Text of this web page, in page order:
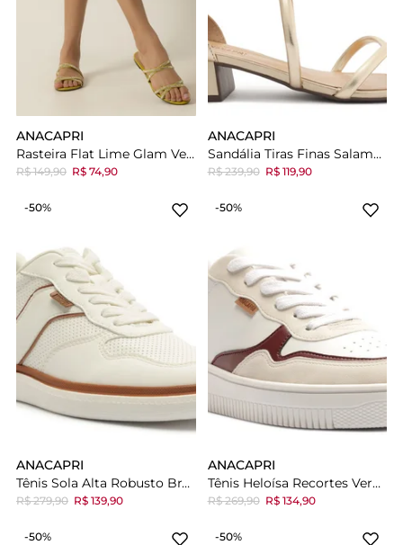
ANACAPRI
Rasteira Flat Lime Glam Verde
R$ 149,90 R$ 74,90
ANACAPRI
Sandália Tiras Finas Salamandra Salto Bloco Dourada
R$ 239,90 R$ 119,90
-50%
ANACAPRI
Tênis Sola Alta Robusto Branco E Marrom
R$ 279,90 R$ 139,90
-50%
ANACAPRI
Tênis Heloísa Recortes Vermelho
R$ 269,90 R$ 134,90
-50% -50%